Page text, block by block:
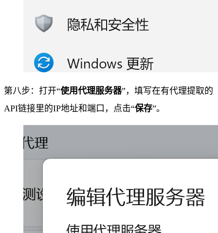
第八步：打开“使用代理服务器”，填写在有代理提取的
API链接里的IP地址和端口，点击“保存”。